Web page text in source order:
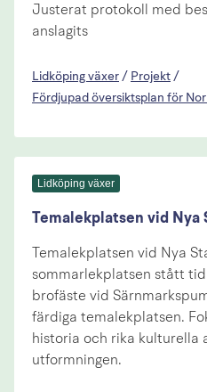
Justerat protokoll med
anslagits
Lidköping växer / Projekt /
Fördjupad översiktsplan för
Lidköping växer
Temalekplatsen vid Nya
Temalekplatsen vid Nya
sommarlekplatsen stått
brofäste vid
färdiga temalekplatsen.
historia och rika kulturella
utformningen.